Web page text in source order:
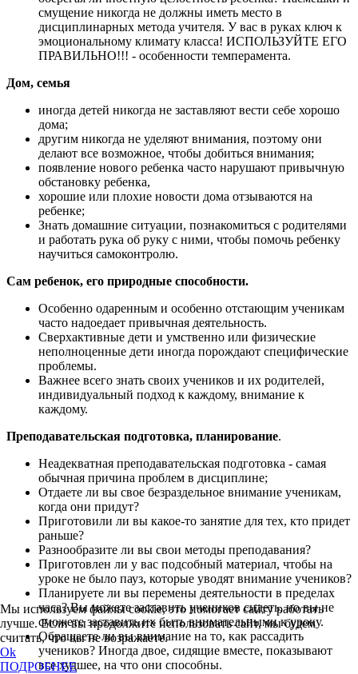
смущение никогда не должны иметь место в
дисциплинарных метода учителя. У вас в руках ключ к
эмоциональному климату класса! ИСПОЛЬЗУЙТЕ ЕГО
ПРАВИЛЬНО!!! - особенности темперамента.
Дом, семья
иногда детей никогда не заставляют вести себе хорошо
дома;
другим никогда не уделяют внимания, поэтому они
делают все возможное, чтобы добиться внимания;
появление нового ребенка часто нарушают привычную
обстановку ребенка,
хорошие или плохие новости дома отзываются на
ребенке;
Знать домашние ситуации, познакомиться с родителями
и работать рука об руку с ними, чтобы помочь ребенку
научиться самоконтролю.
Сам ребенок, его природные способности.
Особенно одаренным и особенно отстающим ученикам
часто надоедает привычная деятельность.
Сверхактивные дети и умственно или физические
неполноценные дети иногда порождают специфические
проблемы.
Важнее всего знать своих учеников и их родителей,
индивидуальный подход к каждому, внимание к
каждому.
Преподавательская подготовка, планирование.
Неадекватная преподавательская подготовка - самая
обычная причина проблем в дисциплине;
Отдаете ли вы свое безраздельное внимание ученикам,
когда они придут?
Приготовили ли вы какое-то занятие для тех, кто придет
раньше?
Разнообразите ли вы свои методы преподавания?
Приготовлен ли у вас подсобный материал, чтобы на
уроке не было пауз, которые уводят внимание учеников?
Планируете ли вы перемены деятельности в пределах
часа? Вы можете заставить учеников сидеть, но вы не
сможете заставить их быть внимательными к уроку.
Обращаете ли вы внимание на то, как рассадить
учеников? Иногда двое, сидящие вместе, показывают
все худшее, на что они способны.
Мы используем файлы cookie, это помогает сайту работать
лучше. Если вы продолжите использовать сайт, мы будем
считать, что вы не возражаете.
Ok
ПОДРОБНЕЕ